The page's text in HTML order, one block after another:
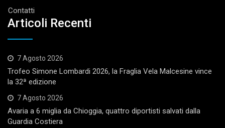
Contatti
Articoli Recenti
7 Agosto 2026
Trofeo Simone Lombardi 2026, la Fraglia Vela Malcesine vince
la 32ª edizione
7 Agosto 2026
Avaria a 6 miglia da Chioggia, quattro diportisti salvati dalla
Guardia Costiera